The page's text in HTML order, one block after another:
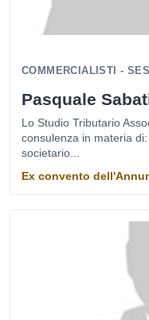
COMMERCIALISTI -
Pasquale
Lo Studio Tributario
consulenza in materia
societario...
Ex convento